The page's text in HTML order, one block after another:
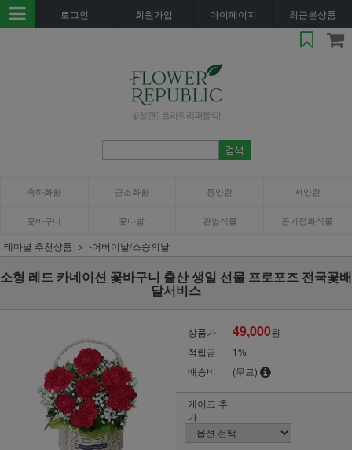
로그인 회원가입 마이페이지 최근본상품
축하화환 근조화환 동양란 서양란
꽃바구니 꽃다발 관엽식물 공기정화식물
테마별 추천상품 -어버이날/스승의날
소형 레드 카네이션 꽃바구니 출산 생일 선물 프로포즈 전국꽃배
달서비스
상품가 49,000원
적립금
1%
배송비
(무료)
케이크 추
가